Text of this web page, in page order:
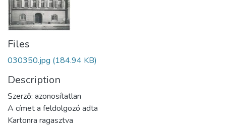
Files
030350.jpg (184.94 KB)
Description
Szerző: azonosítatlan
A címet a feldolgozó adta
Kartonra ragasztva